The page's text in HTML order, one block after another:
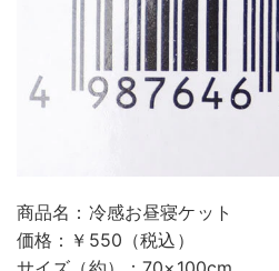
商品名：冷感お昼寝ケット
価格：￥550（税込）